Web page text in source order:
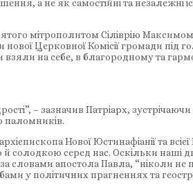
а не як самостійні та незалежні
мітрополитом Сіліврію
Церковної Комісії громади під
взяли на себе, в благородному та
– зазначив Патріарх, зустрічаючи
паломників.
Нової Юстинафіанії та всієї
солодкою серед нас. Оскільки наші
словами апостола Павла, “ніколи не
у політичних прагненнях та